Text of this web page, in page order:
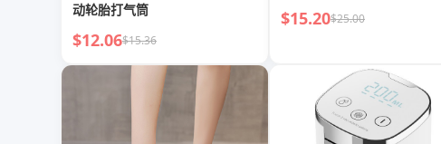
动轮胎打气筒
$12.06$15.36
$15.20$25.00